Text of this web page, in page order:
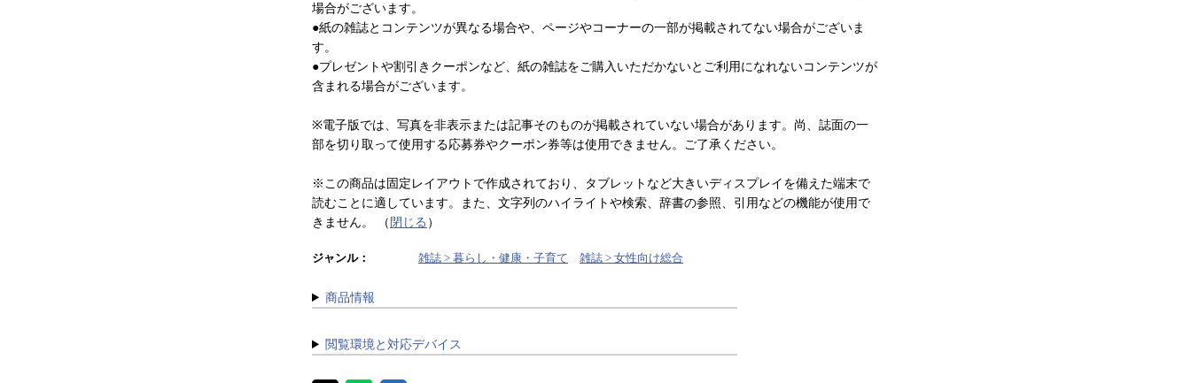
場合がございます。
●紙の雑誌とコンテンツが異なる場合や、ページやコーナーの一部が掲載されてない場合がございま
す。
●プレゼントや割引きクーポンなど、紙の雑誌をご購入いただかないとご利用になれないコンテンツが
含まれる場合がございます。
※電子版では、写真を非表示または記事そのものが掲載されていない場合があります。尚、誌面の一
部を切り取って使用する応募券やクーポン券等は使用できません。ご了承ください。
※この商品は固定レイアウトで作成されており、タブレットなど大きいディスプレイを備えた端末で
読むことに適しています。また、文字列のハイライトや検索、辞書の参照、引用などの機能が使用で
きません。
（ 閉じる ）
ジャンル： 雑誌 > 暮らし・健康・子育て 雑誌 > 女性向け総合
商品情報
閲覧環境と対応デバイス